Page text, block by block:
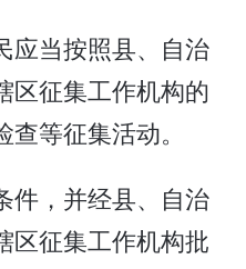
应当按照县、自治
区征集工作机构的
等征集活动。
件，并经县、自治
区征集工作机构批